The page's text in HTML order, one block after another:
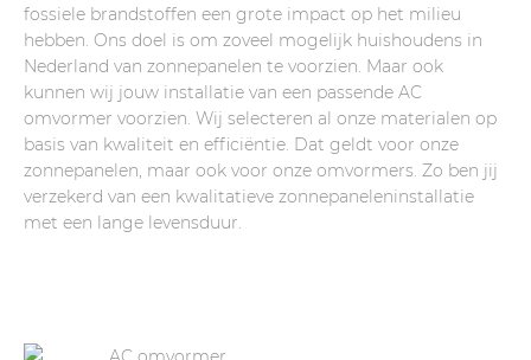
fossiele brandstoffen een grote impact op het milieu
hebben. Ons doel is om zoveel mogelijk huishoudens in
Nederland van zonnepanelen te voorzien. Maar ook
kunnen wij jouw installatie van een passende AC
omvormer voorzien. Wij selecteren al onze materialen op
basis van kwaliteit en efficiëntie. Dat geldt voor onze
zonnepanelen, maar ook voor onze omvormers. Zo ben jij
verzekerd van een kwalitatieve zonnepaneleninstallatie
met een lange levensduur.